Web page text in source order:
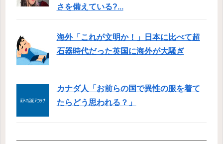
さを備えている?...
海外「これが文明か！」日本に比べて超
石器時代だった英国に海外が大騒ぎ
カナダ人「お前らの国で異性の服を着て
たらどう思われる？」